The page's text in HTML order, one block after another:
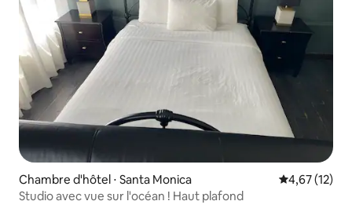
Chambre d'hôtel ⋅ Santa Monica Évaluation
4,67 (12)
Studio avec vue sur l'océan ! Haut plafond